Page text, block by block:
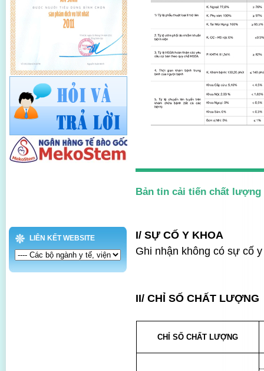
LIÊN KẾT WEBSITE
Bản tin cải tiến chất lượng
I/ SỰ CỐ Y KHOA
Ghi nhận không có sự cố
II/ CHỈ SỐ CHẤT LƯỢNG
CHỈ SỐ CHẤT LƯỢNG